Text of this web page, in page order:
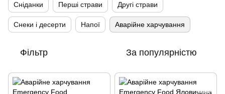
Сніданки Перші страви Другі страви
Снеки і десерти Напої Аварійне харчування
Фільтр За популярністю